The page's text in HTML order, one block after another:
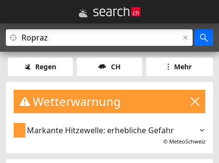
Regen CH Mehr
Wetterwarnung
Markante Hitzewelle: erhebliche Gefahr
© MeteoSchweiz